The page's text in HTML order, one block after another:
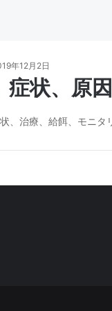
年12月2日
症状、原
、治療、給餌、モニタ